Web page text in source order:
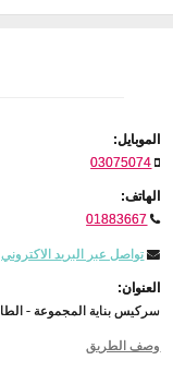
الموبايل:
03075074
الهاتف:
01883667
تواصل عبر البريد الاكتروني
العنوان:
سركيس بناية المجموعة - الطابق 4، عز - زلقا، جبل لبنان،
وصف الطريق